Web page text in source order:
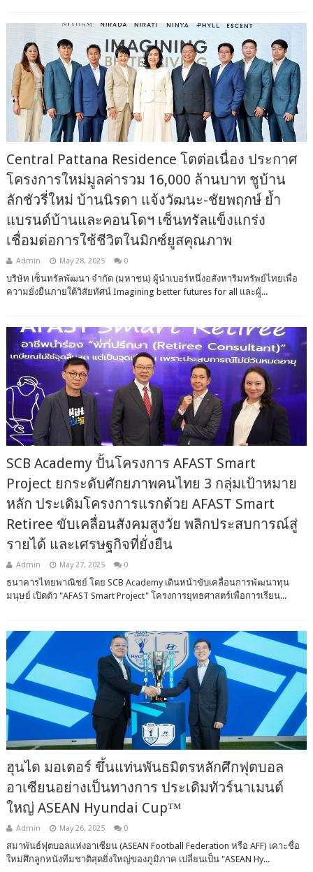
Central Pattana Residence โตต่อเนื่อง ประกาศ
โครงการใหม่มูลค่ารวม 16,000 ล้านบาท ชูบ้าน
ลักชัวรี่ใหม่ บ้านนิรดา แจ้งวัฒนะ-ชัยพฤกษ์ ย้ำ
แบรนด์บ้านและคอนโดฯ เซ็นทรัลแข็งแกร่ง
เชื่อมต่อการใช้ชีวิตในมิกซ์ยูสคุณภาพ
Admin May 28, 2025 0
บริษัท เซ็นทรัลพัฒนา จำกัด (มหาชน) ผู้นำเบอร์หนึ่งอสังหาริมทรัพย์ไทยเพื่อ
ความยั่งยืนภายใต้วิสัยทัศน์ Imagining better futures for all และผู้...
SCB Academy ปั้นโครงการ AFAST Smart
Project ยกระดับศักยภาพคนไทย 3 กลุ่มเป้าหมาย
หลัก ประเดิมโครงการแรกด้วย AFAST Smart
Retiree ขับเคลื่อนสังคมสูงวัย พลิกประสบการณ์สู่
รายได้ และเศรษฐกิจที่ยั่งยืน
Admin May 27, 2025 0
ธนาคารไทยพาณิชย์ โดย SCB Academy เดินหน้าขับเคลื่อนการพัฒนาทุน
มนุษย์ เปิดตัว "AFAST Smart Project" โครงการยุทธศาสตร์เพื่อการเรียน...
ฮุนได มอเตอร์ ขึ้นแท่นพันธมิตรหลักศึกฟุตบอล
อาเซียนอย่างเป็นทางการ ประเดิมทัวร์นาเมนต์
ใหญ่ ASEAN Hyundai Cup™
Admin May 26, 2025 0
สมาพันธ์ฟุตบอลแห่งอาเซียน (ASEAN Football Federation หรือ AFF) เคาะชื่อ
ใหม่ศึกลูกหนังทีมชาติสุดยิ่งใหญ่ของภูมิภาค เปลี่ยนเป็น "ASEAN Hy...